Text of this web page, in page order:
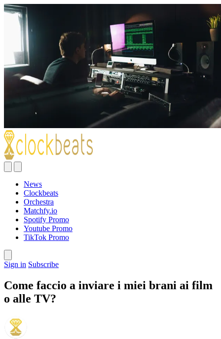
News
Clockbeats
Orchestra
Matchfy.io
Spotify Promo
Youtube Promo
TikTok Promo
Sign in Subscribe
Come faccio a inviare i miei brani ai film
o alle TV?